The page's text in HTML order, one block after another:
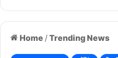
Home / Trending News